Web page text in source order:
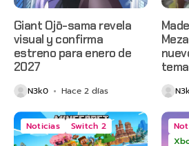
Giant Ojō-sama revela
visual y confirma
estreno para enero de
2027
N3k0 Hace 2 días
Noticias Switch 2